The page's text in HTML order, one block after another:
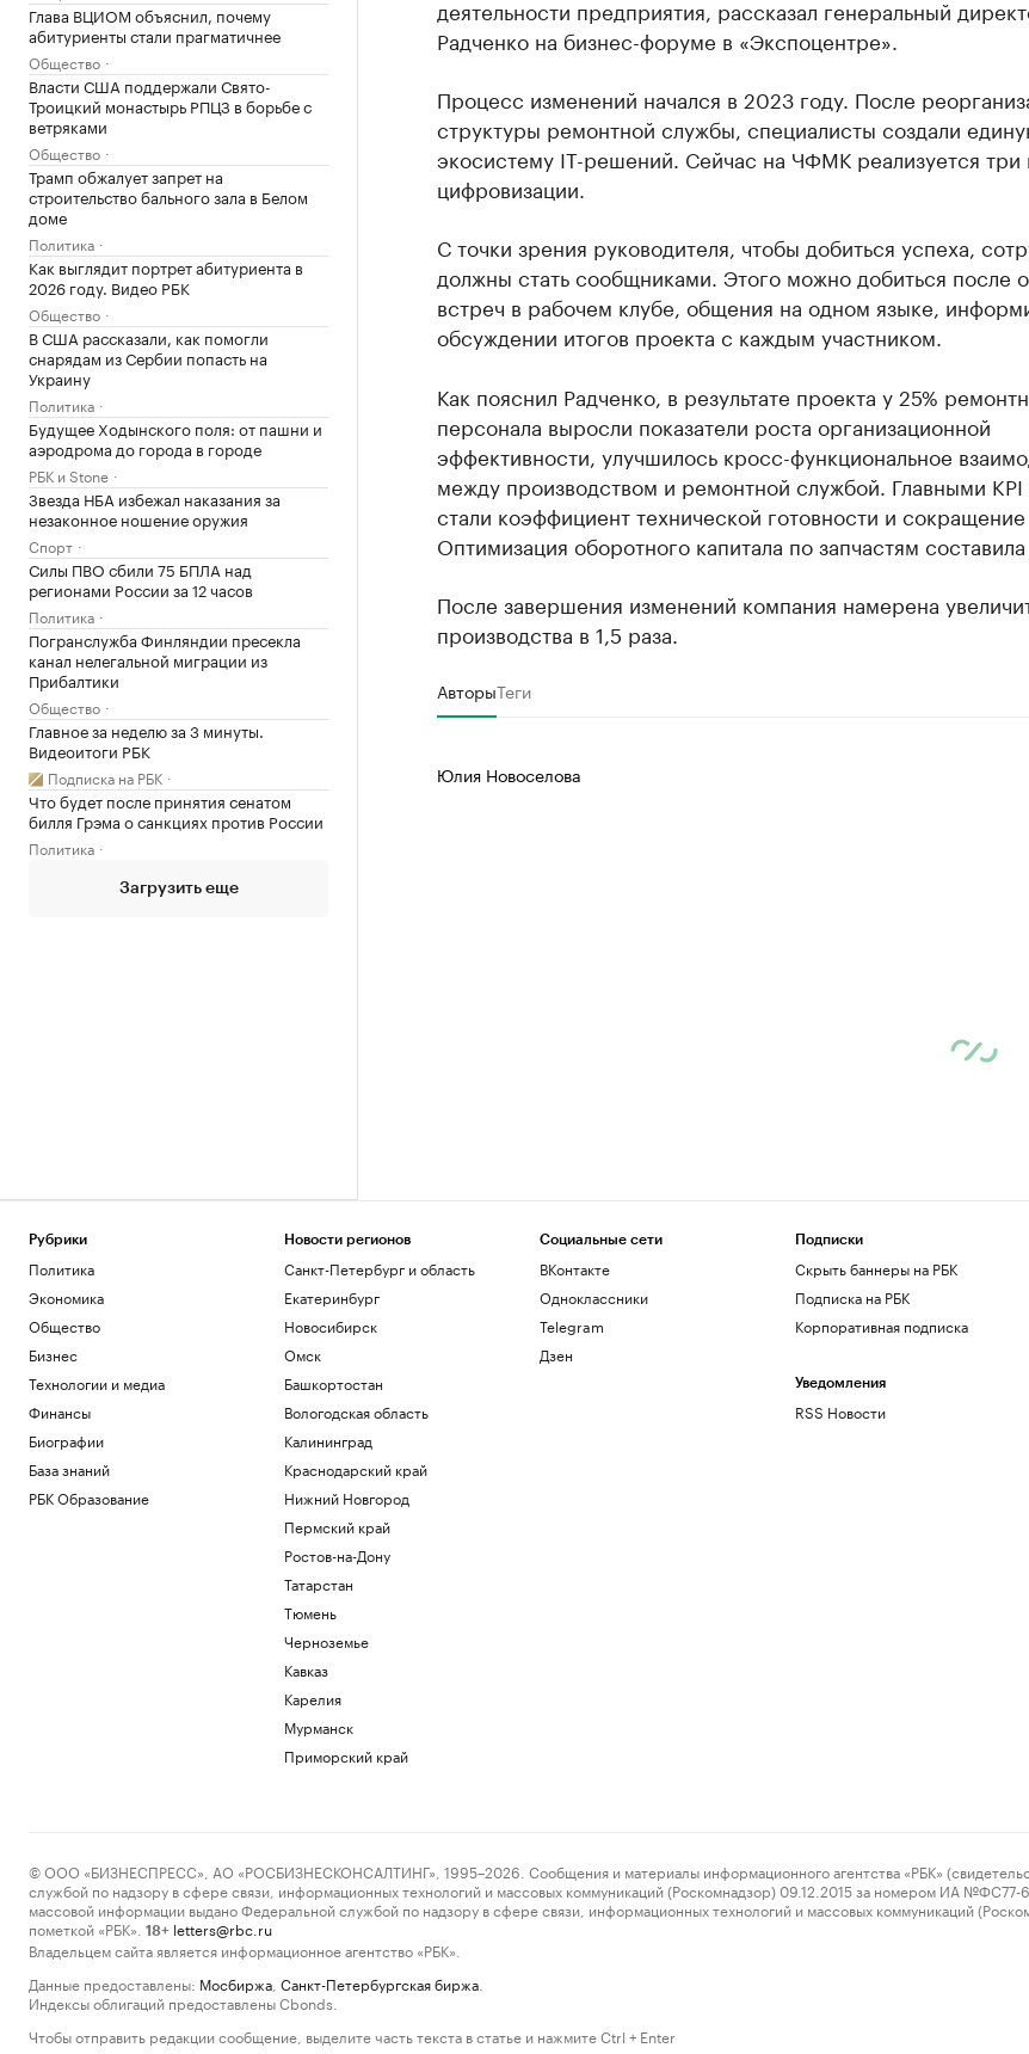
Глава ВЦИОМ объяснил, почему
абитуриенты стали прагматичнее
Общество
Власти США поддержали Свято-
Троицкий монастырь РПЦЗ в борьбе с
ветряками
Общество
Трамп обжалует запрет на
строительство бального зала в Белом
доме
Политика
Как выглядит портрет абитуриента в
2026 году. Видео РБК
Общество
В США рассказали, как помогли
снарядам из Сербии попасть на
Украину
Политика
Будущее Ходынского поля: от пашни и
аэродрома до города в городе
РБК и Stone
Звезда НБА избежал наказания за
незаконное ношение оружия
Спорт
Силы ПВО сбили 75 БПЛА над
регионами России за 12 часов
Политика
Погранслужба Финляндии пресекла
канал нелегальной миграции из
Прибалтики
Общество
Главное за неделю за 3 минуты.
Видеоитоги РБК
Подписка на РБК
Что будет после принятия сенатом
билля Грэма о санкциях против России
Политика
Загрузить еще
деятельности предприятия, рассказал генеральный
Радченко на бизнес-форуме в «Экспоцентре».
Процесс изменений начался в 2023 году. После
структуры ремонтной службы, специалисты создали
экосистему IT-решений. Сейчас на ЧФМК реализуется три
цифровизации.
С точки зрения руководителя, чтобы добиться успеха,
должны стать сообщниками. Этого можно добиться после
встреч в рабочем клубе, общения на одном языке,
обсуждении итогов проекта с каждым участником.
Как пояснил Радченко, в результате проекта у 25%
персонала выросли показатели роста организационной
эффективности, улучшилось кросс-функциональное
между производством и ремонтной службой. Главными KPI
стали коэффициент технической готовности и сокращение
Оптимизация оборотного капитала по запчастям составила
После завершения изменений компания намерена
производства в 1,5 раза.
АвторыТеги
Юлия Новоселова
Рубрики
Политика
Экономика
Общество
Бизнес
Технологии и медиа
Финансы
Биографии
База знаний
РБК Образование
Новости регионов
Санкт-Петербург и область
Екатеринбург
Новосибирск
Омск
Башкортостан
Вологодская область
Калининград
Краснодарский край
Нижний Новгород
Пермский край
Ростов-на-Дону
Татарстан
Тюмень
Черноземье
Кавказ
Карелия
Мурманск
Приморский край
Социальные сети
ВКонтакте
Одноклассники
Telegram
Дзен
Подписки
Скрыть баннеры на РБК
Подписка на РБК
Корпоративная подписка
Уведомления
RSS Новости
© ООО «БИЗНЕСПРЕСС», АО «РОСБИЗНЕСКОНСАЛТИНГ», 1995–2026. Сообщения и материалы информационного агентства «РБК»
службой по надзору в сфере связи, информационных технологий и массовых коммуникаций (Роскомнадзор) 09.12.2015 за номером ИА №ФС77-
массовой информации выдано Федеральной службой по надзору в сфере связи, информационных технологий и массовых коммуникаций
пометкой «РБК».
18+ letters@rbc.ru
Владельцем сайта является информационное агентство «РБК».
Данные предоставлены: Мосбиржа Санкт-Петербургская биржа
Индексы облигаций предоставлены Cbonds.
Чтобы отправить редакции сообщение, выделите часть текста в статье и нажмите Ctrl + Enter